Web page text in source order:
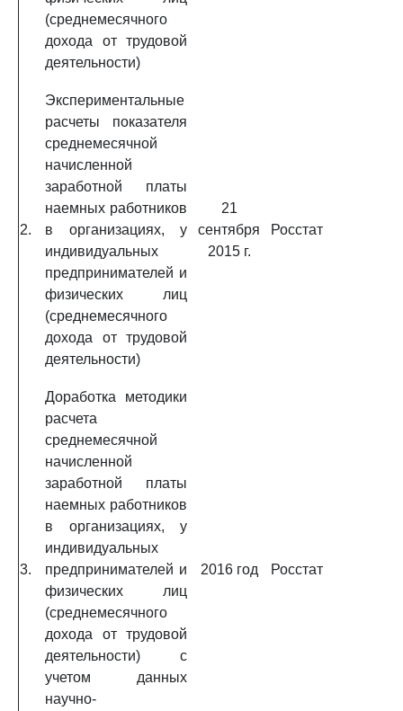
(среднемесячного
дохода от трудовой
деятельности)
2.
Экспериментальные
расчеты показателя
среднемесячной
начисленной
заработной платы
наемных работников
в организациях, у
индивидуальных
предпринимателей и
физических лиц
(среднемесячного
дохода от трудовой
деятельности)
21
сентября
2015 г.
Росстат
3.
Доработка методики
расчета
среднемесячной
начисленной
заработной платы
наемных работников
в организациях, у
индивидуальных
предпринимателей и
физических лиц
(среднемесячного
дохода от трудовой
деятельности) с
учетом данных
научно-
2016 год Росстат